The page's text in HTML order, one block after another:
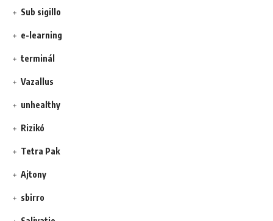
Sub sigillo
e-learning
terminál
Vazallus
unhealthy
Rizikó
Tetra Pak
Ajtony
sbirro